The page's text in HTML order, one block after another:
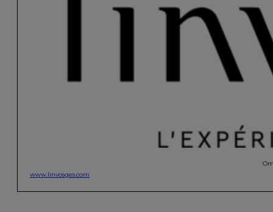
www.linvosges.com